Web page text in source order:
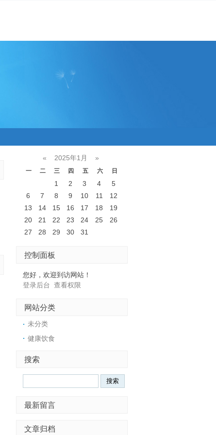
« 2025年1月 »
一 二 三 四 五 六 日
1 2 3 4
5
6
7 8 9 10 11
12
13
14 15 16 17 18
19
20
21 22 23 24 25
26
27
28 29 30 31
控制面板
您好，欢迎到访网站！
登录后台 查看权限
网站分类
未分类
健康饮食
搜索
最新留言
文章归档